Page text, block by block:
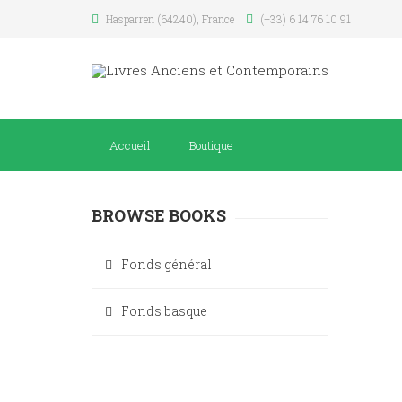
Hasparren (64240), France (+33) 6 14 76 10 91
Accueil Boutique
BROWSE BOOKS
Fonds général
Fonds basque